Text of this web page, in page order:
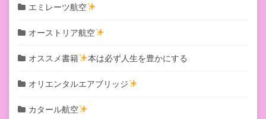
エミレーツ航空
オーストリア航空
オススメ書籍 本は必ず人生を豊かにする
オリエンタルエアブリッジ
カタール航空